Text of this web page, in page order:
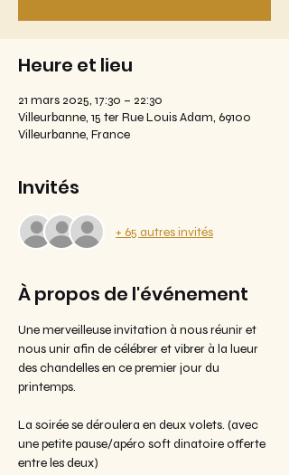
Heure et lieu
21 mars 2025, 17:30 – 22:30
Villeurbanne, 15 ter Rue Louis Adam, 69100
Villeurbanne, France
Invités
+ 65 autres invités
À propos de l'événement
Une merveilleuse invitation à nous réunir et
nous unir afin de célébrer et vibrer à la lueur
des chandelles en ce premier jour du
printemps.
La soirée se déroulera en deux volets. (avec
une petite pause/apéro soft dinatoire offerte
entre les deux)